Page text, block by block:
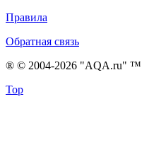
Правила
Обратная связь
® © 2004-2026 "AQA.ru" ™
Top